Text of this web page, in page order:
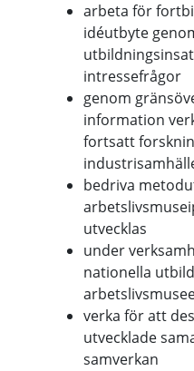
arbeta för
idéutbyte
intressefrågor
genom
information
fortsatt
bedriva
utvecklas
under
nationella
verka för att
utvecklade
samverkan